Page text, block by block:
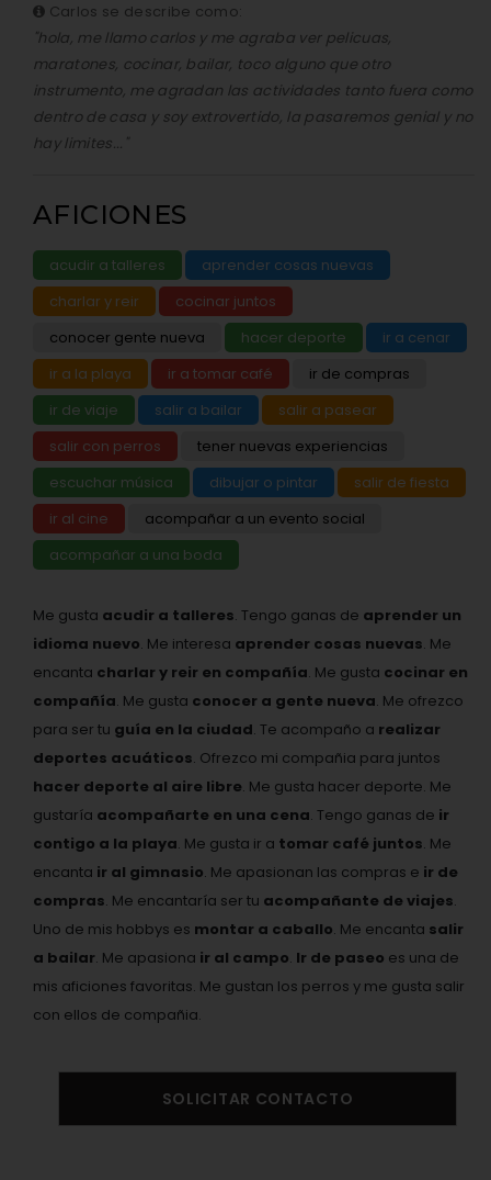
Carlos se describe como:
"hola, me llamo carlos y me agraba ver pelicuas,
maratones, cocinar, bailar, toco alguno que otro
instrumento, me agradan las actividades tanto fuera como
dentro de casa y soy extrovertido, la pasaremos genial y no
hay limites..."
AFICIONES
acudir a talleres
aprender cosas nuevas
charlar y reir
cocinar juntos
conocer gente nueva
hacer deporte
ir a cenar
ir a la playa
ir a tomar café
ir de compras
ir de viaje
salir a bailar
salir a pasear
salir con perros
tener nuevas experiencias
escuchar música
dibujar o pintar
salir de fiesta
ir al cine
acompañar a un evento social
acompañar a una boda
Me gusta acudir a talleres. Tengo ganas de aprender un
idioma nuevo. Me interesa aprender cosas nuevas. Me
encanta charlar y reir en compañía. Me gusta cocinar en
compañía. Me gusta conocer a gente nueva. Me ofrezco
para ser tu guía en la ciudad. Te acompaño a realizar
deportes acuáticos. Ofrezco mi compañia para juntos
hacer deporte al aire libre. Me gusta hacer deporte. Me
gustaría acompañarte en una cena. Tengo ganas de ir
contigo a la playa. Me gusta ir a tomar café juntos. Me
encanta ir al gimnasio. Me apasionan las compras e ir de
compras. Me encantaría ser tu acompañante de viajes.
Uno de mis hobbys es montar a caballo. Me encanta salir
a bailar. Me apasiona ir al campo. Ir de paseo es una de
mis aficiones favoritas. Me gustan los perros y me gusta salir
con ellos de compañia.
SOLICITAR CONTACTO